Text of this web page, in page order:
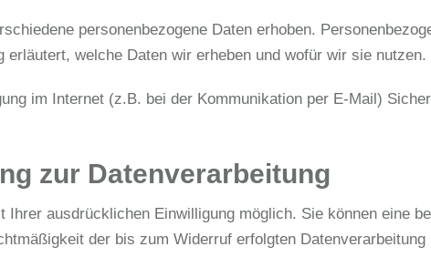
personenbezogene Daten erhoben.
welche Daten wir erheben und wofür wir sie
im Internet (z.B. bei der Kommunikation per E-Mail)
zur Datenverarbeitung
Ihrer ausdrücklichen Einwilligung möglich. Sie können eine
der bis zum Widerruf erfolgten